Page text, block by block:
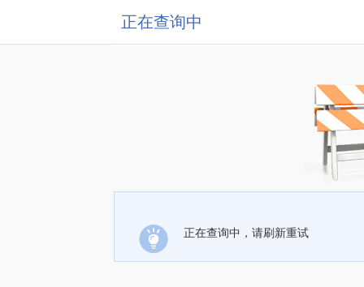
正在查询中
正在查询中，请刷新重试